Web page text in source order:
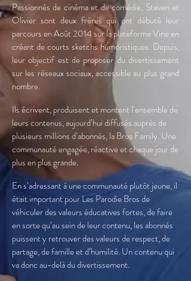
Passionnés de cinéma et de comédie, Steven et
Olivier sont deux frères qui ont débuté leur
parcours en Août 2014 sur la plateforme Vine en
créant de courts sketchs humoristiques. Depuis,
leur objectif est de proposer du divertissement
sur les réseaux sociaux, accessible au plus grand
nombre.
Ils écrivent, produisent et montent l’ensemble de
leurs contenus, aujourd’hui diffusés auprès de
plusieurs millions d’abonnés, la Bros Family. Une
communauté engagée, réactive et chaque jour de
plus en plus grande.
En s’adressant à une communauté plutôt jeune, il
était important pour Les Parodie Bros de
véhiculer des valeurs éducatives fortes, de faire
en sorte qu’au sein de leur contenu, les abonnés
puissent y retrouver des valeurs de respect, de
partage, de famille et d’humilité. Un contenu qui
va donc au-delà du divertissement.